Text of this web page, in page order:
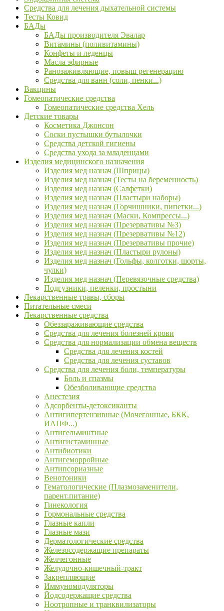
Средства для лечения дыхательной системы
Тесты Ковид
БАДы
БАДы производителя Эвалар
Витамины (поливитамины)
Конфеты и леденцы
Масла эфирные
Ранозаживляющие, повыш регенерацию
Средства для ванн (соли, пенки...)
Вакцины
Гомеопатические средства
Гомеопатические средства Хель
Детские товары
Косметика Джонсон
Соски пустышки бутылочки
Средства детской гигиены
Средства ухода за младенцами
Изделия медицинского назначения
Изделия мед назнач (Шприцы)
Изделия мед назнач (Тесты на беременность)
Изделия мед назнач (Салфетки)
Изделия мед назнач (Пластыри наборы)
Изделия мед назнач (Горчишники, пипетки...)
Изделия мед назнач (Маски, Компрессы...)
Изделия мед назнач (Презервативы №3)
Изделия мед назнач (Презервативы №12)
Изделия мед назнач (Презервативы прочие)
Изделия мед назнач (Пластыри рулоны)
Изделия мед назнач (Гольфы, колготки, шорты,
чулки)
Изделия мед назнач (Перевязочные средства)
Подгузники, пеленки, простыни
Лекарственные травы, сборы
Питательные смеси
Лекарственные средства
Обеззараживающие средства
Средства для лечения болезней крови
Средства для нормализации обмена веществ
Средства для лечения костей
Средства для лечения суставов
Средства для лечения боли, температуры
Боль и спазмы
Обезболивающие средства
Анестезия
Адсорбенты-детоксиканты
Антигипертензивные (Мочегонные, БКК,
ИАПФ...)
Антигельминтные
Антигистаминные
Антибиотики
Антигеморройные
Антипсориазные
Венотоники
Гематологические (Плазмозаменители,
парент.питание)
Гинекология
Гормональные средства
Глазные капли
Глазные мази
Дерматологические средства
Железосодержащие препараты
Желчегонные
Желудочно-кишечный-тракт
Закрепляющие
Иммуномодуляторы
Йодсодержащие средства
Ноотропные и транквилизаторы